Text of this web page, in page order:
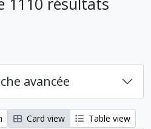
avancée
Card view
Table view